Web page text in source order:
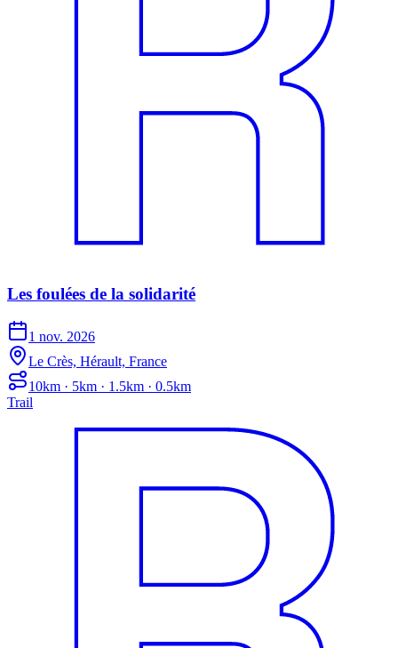
Les foulées de la solidarité
1 nov. 2026
Le Crès, Hérault, France
10km · 5km · 1.5km · 0.5km
Trail